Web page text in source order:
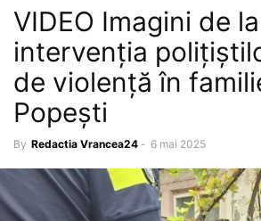
VIDEO Imagini de la
intervenția
de violență în
Popești
By Redactia Vrancea24 - 6 mai 2025